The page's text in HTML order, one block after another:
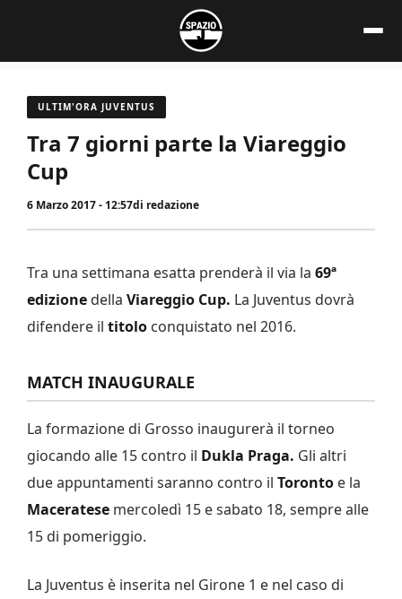
contenuto
ULTIM'ORA JUVENTUS
Tra 7 giorni parte la Viareggio
Cup
6 Marzo 2017 - 12:57di redazione
Tra una settimana esatta prenderà il via la 69ª
edizione della Viareggio Cup. La Juventus dovrà
difendere il titolo conquistato nel 2016.
MATCH INAUGURALE
La formazione di Grosso inaugurerà il torneo
giocando alle 15 contro il Dukla Praga. Gli altri
due appuntamenti saranno contro il Toronto e la
Maceratese mercoledì 15 e sabato 18, sempre alle
15 di pomeriggio.
La Juventus è inserita nel Girone 1 e nel caso di